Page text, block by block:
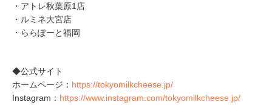
・アトレ秋葉原1店
・ルミネ大宮店
・ららぽーと福岡
◆公式サイト
ホームページ： https://tokyomilkcheese.jp/
Instagram： https://www.instagram.com/tokyomilkcheese.jp/